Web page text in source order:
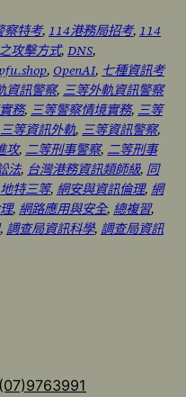
察特考, 114港務局招考, 114
攻擊方式, DNS
, OpenAI, 七種資訊考
資訊警察, 三等外軌資訊警察
務, 三等警察情境實務, 三等
三等資訊外軌, 三等資訊警察
攻, 二等刑事警察, 二等刑事
法, 台灣港務資訊類師級, 同
地特三等, 網安與資訊倫理, 網
, 網路應用與安全, 總複習
, 調查局資訊科學, 調查局資訊